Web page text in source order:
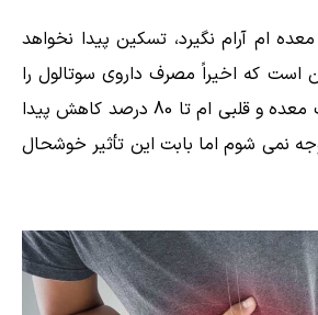
ام آرام نگیرد، تسکین پیدا نخواهد
است که اخیراً مصرف داروی سوتالول را
شروع کردم و مشکلات معده و قلبی ام تا 80 درصد کاهش پیدا
نمی شوم اما بابت این تأثیر خوشحال